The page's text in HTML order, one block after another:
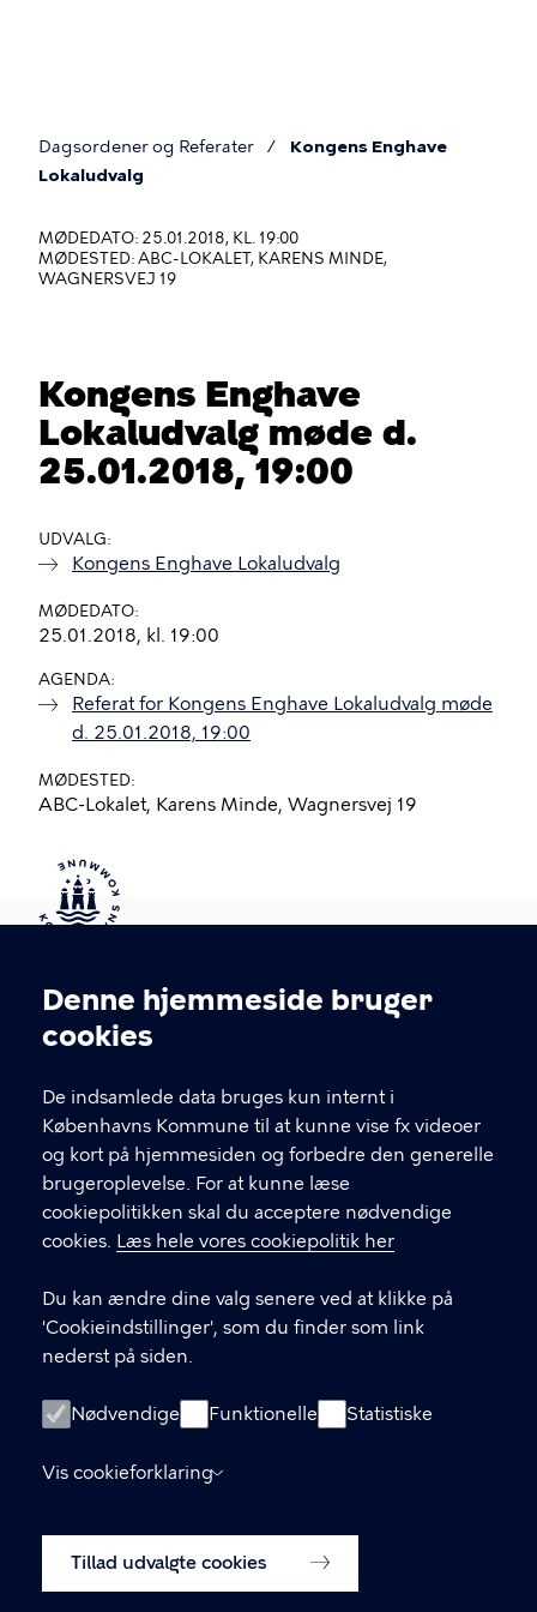
Cookieindstillinger
Denne hjemmeside bruger
cookies
De indsamlede data bruges kun internt i
Københavns Kommune til at kunne vise fx videoer
og kort på hjemmesiden og forbedre den generelle
brugeroplevelse. For at kunne læse
cookiepolitikken skal du acceptere nødvendige
cookies. Læs hele vores cookiepolitik her
Du kan ændre dine valg senere ved at klikke på
'Cookieindstillinger', som du finder som link
nederst på siden.
Nødvendige Funktionelle Statistiske
Vis cookieforklaring
Tillad udvalgte cookies
Du
her
Dagsordener og Referater
Kongens Enghave
Lokaludvalg
MØDEDATO: 25.01.2018, KL. 19:00
MØDESTED: ABC-LOKALET, KARENS MINDE,
WAGNERSVEJ 19
Kongens Enghave
Lokaludvalg møde d.
25.01.2018, 19:00
UDVALG
Kongens Enghave Lokaludvalg
MØDEDATO
25.01.2018, kl. 19:00
AGENDA
Referat for Kongens Enghave Lokaludvalg møde
d. 25.01.2018, 19:00
MØDESTED
ABC-Lokalet, Karens Minde, Wagnersvej 19
Kontakt Københavns Kommune
T
fFind andre kontakter her
CVR-nummer64942212
GENVEJE
Digital Post
Databeskyttelse
Tilgængelighedserklæring
Om hjemmesiden
Cookiepolitik